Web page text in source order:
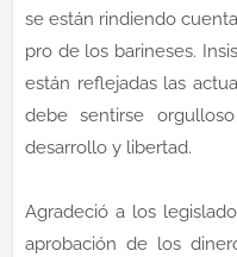
se están rindiendo
pro de los barineses.
están reflejadas las
debe sentirse
desarrollo y libertad.
Agradeció a los
aprobación de los